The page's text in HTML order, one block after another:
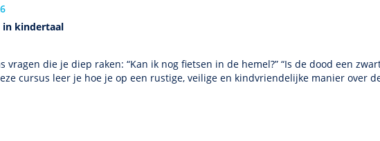
in kindertaal
vragen die je diep raken: “Kan ik nog fietsen in de hemel?” “Is de dood een
cursus leer je hoe je op een rustige, veilige en kindvriendelijke manier over